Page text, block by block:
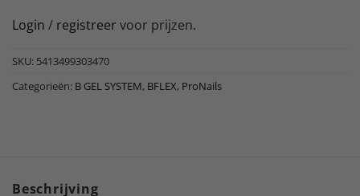
Login / registreer voor prijzen.
SKU: 5413499303470
Categorieën: B GEL SYSTEM, BFLEX, ProNails
Beschrijving